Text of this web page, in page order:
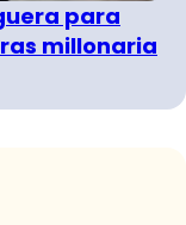
para
millonaria